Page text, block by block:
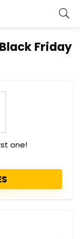
Friday
one!